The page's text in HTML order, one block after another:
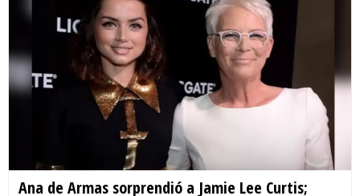
Ana de Armas sorprendió a Jamie Lee Curtis;